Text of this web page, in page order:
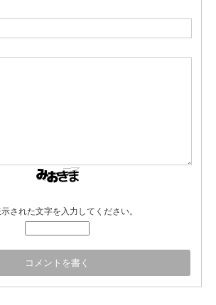
された文字を入力してください。